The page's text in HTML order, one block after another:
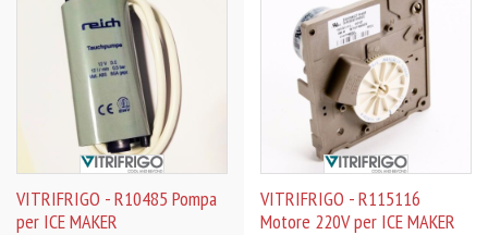
VITRIFRIGO - R10485 Pompa
per ICE MAKER
VITRIFRIGO - R115116
Motore 220V per ICE MAKER